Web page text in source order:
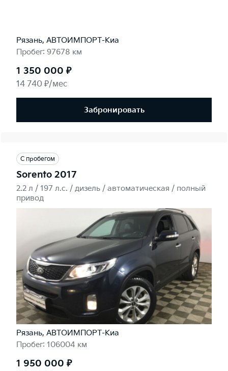
Рязань, АВТОИМПОРТ-Киа
Пробег: 97678 км
1 350 000 ₽
14 740 ₽/мес
Забронировать
С пробегом
Sorento 2017
2.2 л / 197 л.c. / дизель / автоматическая / полный
привод
Рязань, АВТОИМПОРТ-Киа
Пробег: 106004 км
1 950 000 ₽